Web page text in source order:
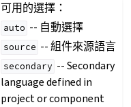
可用的選擇：
auto -- 自動選擇
source -- 組件來源語言
secondary -- Secondary
language defined in
project or component